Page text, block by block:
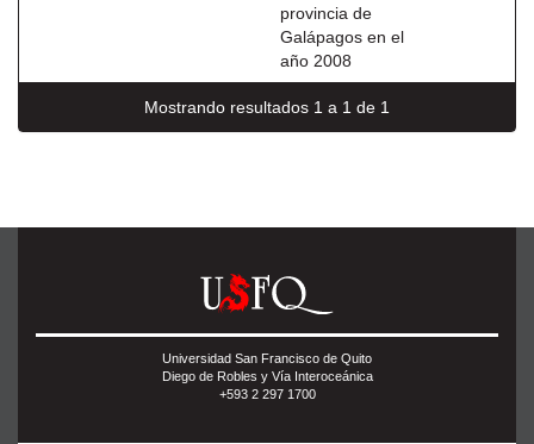
provincia de
Galápagos en el
año 2008
Mostrando resultados 1 a 1 de 1
Universidad San Francisco de Quito
Diego de Robles y Vía Interoceánica
+593 2 297 1700